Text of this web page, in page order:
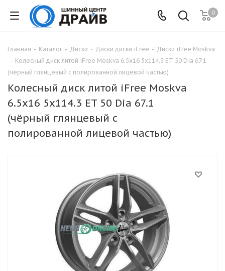
0
Главная - Каталог - Диски - Диски диски iFree - Диски ifree Moskva
- Колесный диск литой iFree Moskva 6.5x16 5x114.3 ET 50 Dia 67.1
(чёрный глянцевый с полированной лицевой частью)
Колесный диск литой iFree Moskva
6.5x16 5x114.3 ET 50 Dia 67.1
(чёрный глянцевый с
полированной лицевой частью)